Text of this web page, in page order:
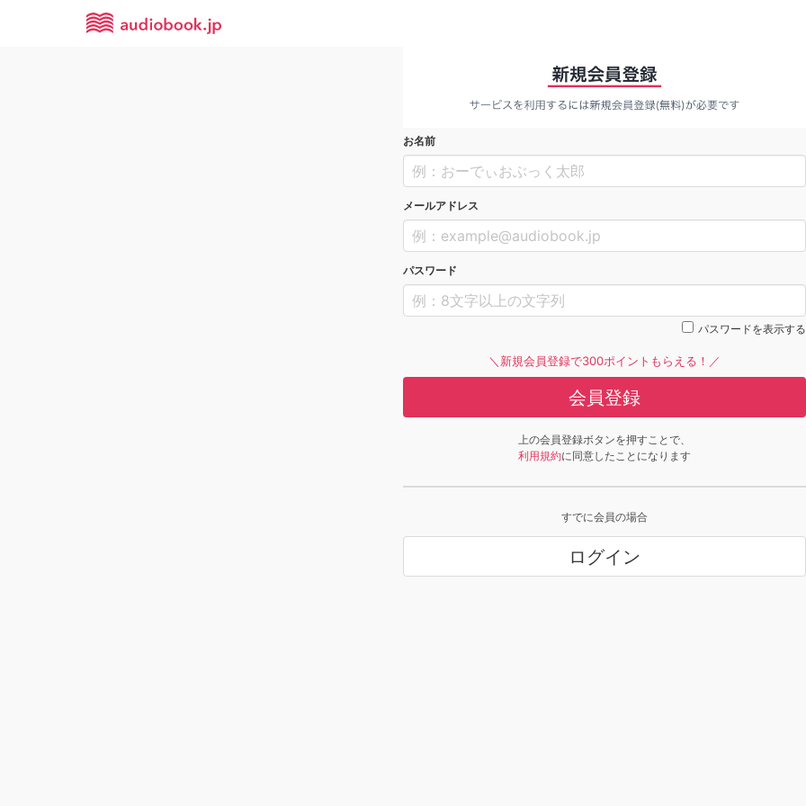
お名前
メールアドレス
パスワード
パスワードを表示する
＼新規会員登録で300ポイントもらえる！／
会員登録
上の会員登録ボタンを押すことで、
利用規約に同意したことになります
すでに会員の場合
ログイン